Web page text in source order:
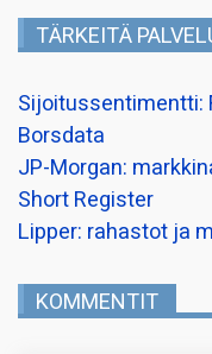
TÄRKEITÄ
Sijoitussentimentti:
Borsdata
JP-Morgan:
Short Register
Lipper: rahastot ja
KOMMENTIT